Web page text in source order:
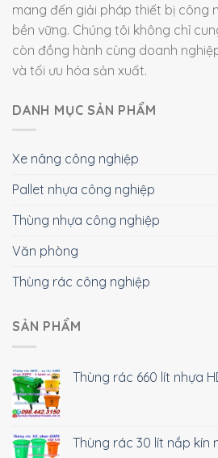
mang đến giải pháp thiết bị công
bền vững. Chúng tôi không chỉ
còn đồng hành cùng doanh
và tối ưu hóa sản xuất.
DANH MỤC SẢN PHẨM
Xe nâng công nghiệp
Pallet nhựa công nghiệp
Thùng nhựa công nghiệp
Văn phòng
Thùng rác công nghiệp
SẢN PHẨM
Thùng rác 660 lít nhựa
Thùng rác 30 lít nắp kín